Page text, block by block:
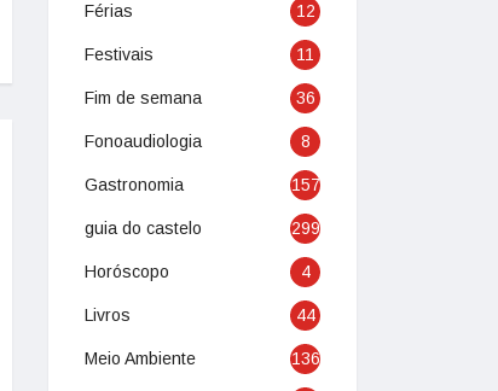
Férias 12
Festivais 11
Fim de semana 36
Fonoaudiologia 8
Gastronomia 157
guia do castelo 299
Horóscopo 4
Livros 44
Meio Ambiente 136